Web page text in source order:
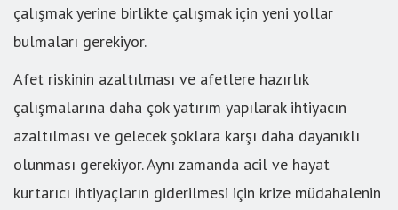
çalışmak yerine birlikte çalışmak için yeni yollar
bulmaları gerekiyor.
Afet riskinin azaltılması ve afetlere hazırlık
çalışmalarına daha çok yatırım yapılarak ihtiyacın
azaltılması ve gelecek şoklara karşı daha dayanıklı
olunması gerekiyor. Aynı zamanda acil ve hayat
kurtarıcı ihtiyaçların giderilmesi için krize müdahalenin